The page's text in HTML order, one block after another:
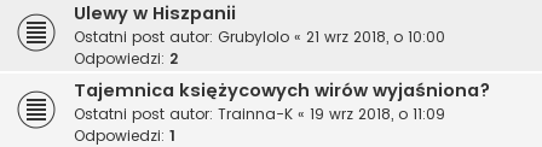
Ulewy w Hiszpanii
Ostatni post autor: Grubylolo « 21 wrz 2018, o 10:00
Odpowiedzi: 2
Tajemnica księżycowych wirów wyjaśniona?
Ostatni post autor: Trainna-K « 19 wrz 2018, o 11:09
Odpowiedzi: 1